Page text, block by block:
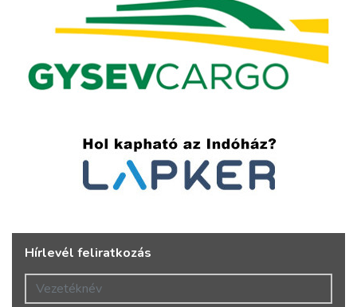
Hírlevél feliratkozás
Vezetéknév